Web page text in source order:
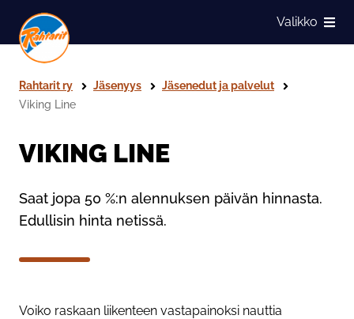
Siirry sivun sisältöön
Näytä
Valikko
Rahtarit ry Jäsenyys
Jäsenedut ja palvelut
Viking Line
VIKING LINE
Saat jopa 50 %:n alennuksen päivän hinnasta.
Edullisin hinta netissä.
Voiko raskaan liikenteen vastapainoksi nauttia